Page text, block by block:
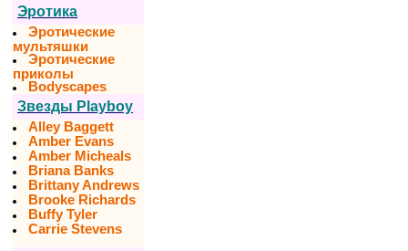
Эротика
Эротические
мультяшки
Эротические
приколы
Bodyscapes
Звезды Playboy
Alley Baggett
Amber Evans
Amber Micheals
Briana Banks
Brittany Andrews
Brooke Richards
Buffy Tyler
Carrie Stevens